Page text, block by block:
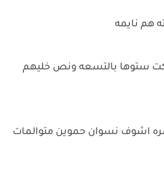
هم نايمه
ستوها بالتسعه ونص خليهم
مره اشوف نسوان حموين متوالمات